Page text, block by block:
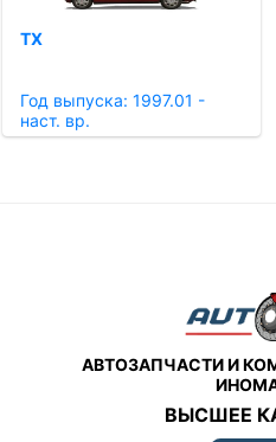
TX
Год выпуска: 1997.01 -
наст. вр.
АВТОЗАПЧАСТИ И
ВЫСШЕЕ